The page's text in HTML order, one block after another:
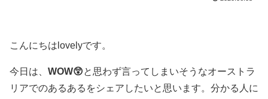
こんにちはlovelyです。
今日は、 WOW😲と思わず言ってしまいそうなオーストラ
リアでのあるあるをシェアしたいと思います。分かる人に